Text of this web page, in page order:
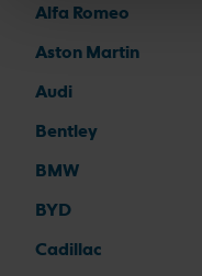
Alfa Romeo
Aston Martin
Audi
Bentley
BMW
BYD
Cadillac